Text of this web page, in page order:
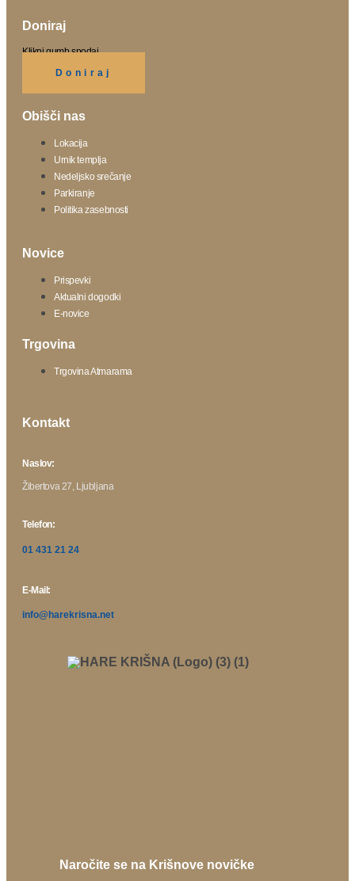
Doniraj
Klikni gumb spodaj.
Doniraj
Obišči nas
Lokacija
Urnik templja
Nedeljsko srečanje
Parkiranje
Politika zasebnosti
Novice
Prispevki
Aktualni dogodki
E-novice
Trgovina
Trgovina Atmarama
Kontakt
Naslov:
Žibertova 27, Ljubljana
Telefon:
01 431 21 24
E-Mail:
info@harekrisna.net
Naročite se na Krišnove novičke